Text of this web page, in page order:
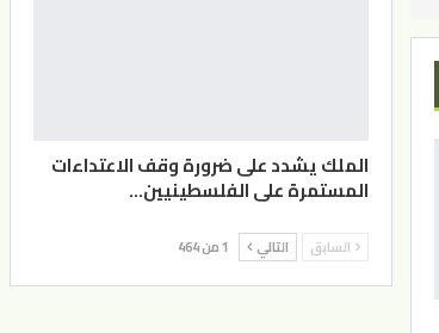
الملك يشدد على ضرورة وقف الاعتداءات
المستمرة على الفلسطينيين…
السابق التالي 1 من 464